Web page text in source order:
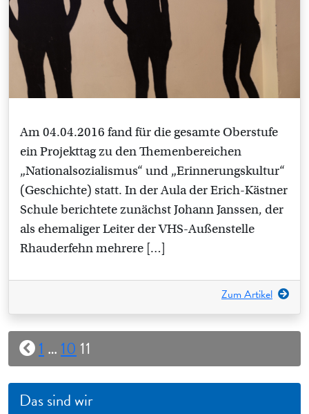
Am 04.04.2016 fand für die gesamte Oberstufe
ein Projekttag zu den Themenbereichen
„Nationalsozialismus“ und „Erinnerungskultur“
(Geschichte) statt. In der Aula der Erich-Kästner
Schule berichtete zunächst Johann Janssen, der
als ehemaliger Leiter der VHS-Außenstelle
Rhauderfehn mehrere […]
Zum Artikel
Seitennummerierung
der
Beiträge
1 … 10 11
Das sind wir